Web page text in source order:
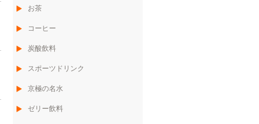
お茶
コーヒー
炭酸飲料
スポーツドリンク
京極の名水
ゼリー飲料